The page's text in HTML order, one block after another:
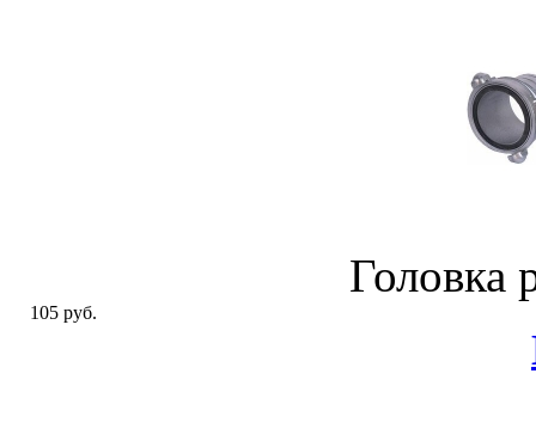
Головка
105 руб.